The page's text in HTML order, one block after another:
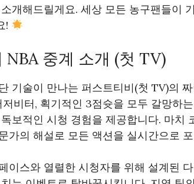
개해드릴게요. 세상 모든 농구팬들이
!
NBA 중계 소개 (첫 TV)
기술이 만나는 퍼스트티비(첫 TV)의
비터, 획기적인 3점슛을 모두 갈망하
보적인 시청 경험을 제공합니다. 마치
가의 해설로 모든 액션을 실시간으로
이스와 열렬한 시청자를 위해 설계된